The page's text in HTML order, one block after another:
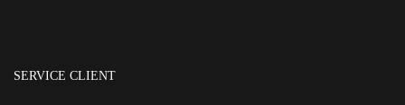
SERVICE CLIENT